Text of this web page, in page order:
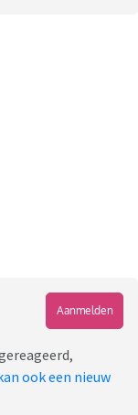
Aanmelden
ook een nieuw